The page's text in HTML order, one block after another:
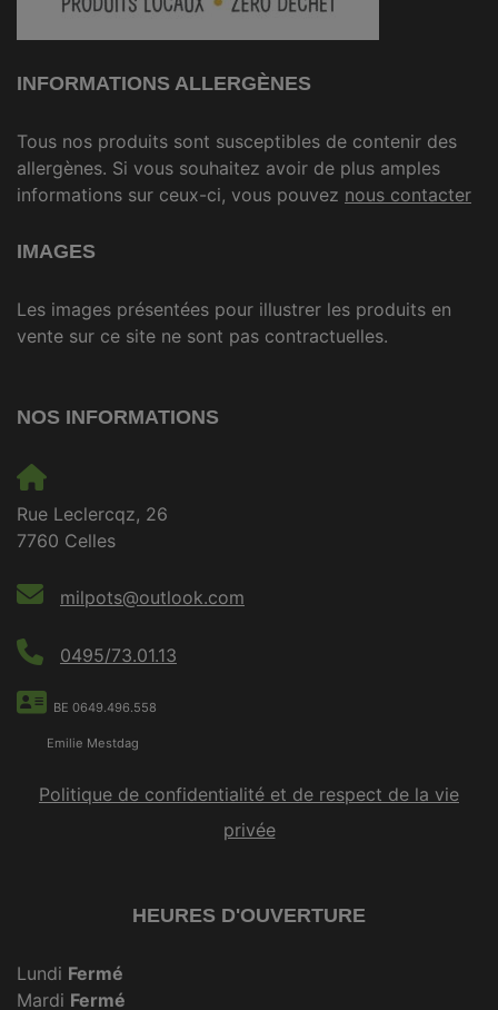
INFORMATIONS ALLERGÈNES
Tous nos produits sont susceptibles de contenir des
allergènes. Si vous souhaitez avoir de plus amples
informations sur ceux-ci, vous pouvez nous contacter
IMAGES
Les images présentées pour illustrer les produits en
vente sur ce site ne sont pas contractuelles.
NOS INFORMATIONS
Rue Leclercqz, 26
7760 Celles
milpots@outlook.com
0495/73.01.13
BE 0649.496.558
Emilie Mestdag
Politique de confidentialité et de respect de la vie
privée
HEURES D'OUVERTURE
Lundi Fermé
Mardi Fermé